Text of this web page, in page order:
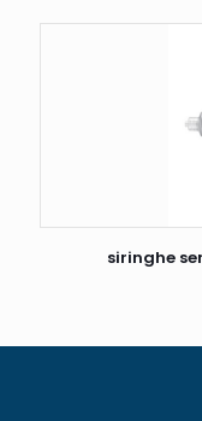
siringhe